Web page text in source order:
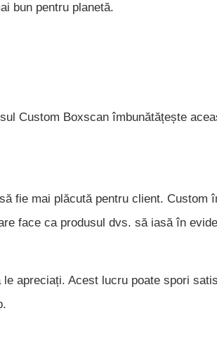
bun pentru planetă.
Custom Boxscan îmbunătățește
fie mai plăcută pentru client. Custom
face ca produsul dvs. să iasă în
apreciați. Acest lucru poate spori